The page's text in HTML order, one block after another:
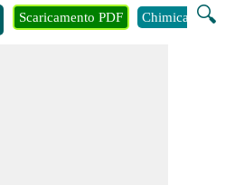
🔍
Scaricamento PDF Chimica